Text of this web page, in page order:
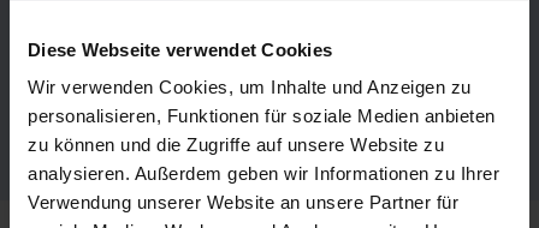
Diese Webseite verwendet Cookies
Wir verwenden Cookies, um Inhalte und Anzeigen zu
personalisieren, Funktionen für soziale Medien anbieten
zu können und die Zugriffe auf unsere Website zu
analysieren. Außerdem geben wir Informationen zu Ihrer
Verwendung unserer Website an unsere Partner für
Teile diese Reise
ab 1.120 €
Verfügbar
Reise buchen